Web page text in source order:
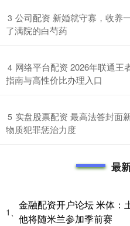
3 公司配资 新婚就守寡，收养
了满院的白芍药
4 网络平台配资 2026年联通王
指南与高性价比办理入口
5 实盘股票配资 最高法答封面
物质犯罪惩治力度
最
1、
金融配资开户论坛 米体：
他将随米兰参加季前赛